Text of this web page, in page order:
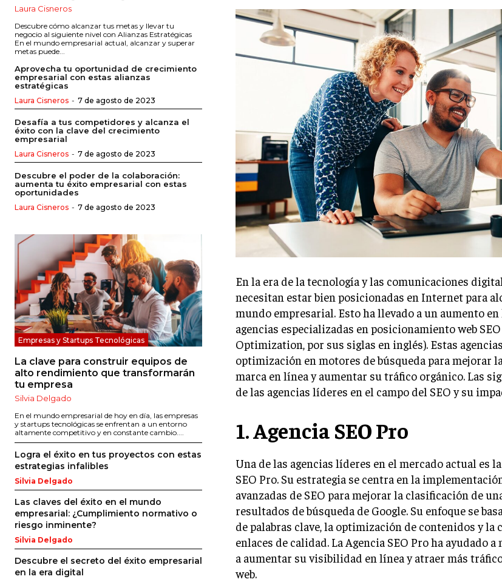
Laura Cisneros
Descubre cómo alcanzar tus metas y llevar tu
negocio al siguiente nivel con Alianzas Estratégicas
En el mundo empresarial actual, alcanzar y superar
metas puede...
Aprovecha tu oportunidad de crecimiento
empresarial con estas alianzas
estratégicas
Laura Cisneros - 7 de agosto de 2023
Desafía a tus competidores y alcanza el
éxito con la clave del crecimiento
empresarial
Laura Cisneros - 7 de agosto de 2023
Descubre el poder de la colaboración:
aumenta tu éxito empresarial con estas
oportunidades
Laura Cisneros - 7 de agosto de 2023
Empresas y Startups Tecnológicas
La clave para construir equipos de
alto rendimiento que transformarán
tu empresa
Silvia Delgado
En el mundo empresarial de hoy en día, las empresas
y startups tecnológicas se enfrentan a un entorno
altamente competitivo y en constante cambio....
Logra el éxito en tus proyectos con estas
estrategias infalibles
Silvia Delgado
Las claves del éxito en el mundo
empresarial: ¿Cumplimiento normativo o
riesgo inminente?
Silvia Delgado
Descubre el secreto del éxito empresarial
en la era digital
En la era de la tecnología y las comunicaciones
necesitan estar bien posicionadas en Internet para
mundo empresarial. Esto ha llevado a un aumento en
agencias especializadas en posicionamiento web
Optimization, por sus siglas en inglés). Estas
optimización en motores de búsqueda para mejorar
marca en línea y aumentar su tráfico orgánico. Las
de las agencias líderes en el campo del SEO y su
1. Agencia SEO Pro
Una de las agencias líderes en el mercado actual es
SEO Pro. Su estrategia se centra en la
avanzadas de SEO para mejorar la clasificación de
resultados de búsqueda de Google. Su enfoque se
de palabras clave, la optimización de contenidos y la
enlaces de calidad. La Agencia SEO Pro ha ayudado
a aumentar su visibilidad en línea y atraer más
web.